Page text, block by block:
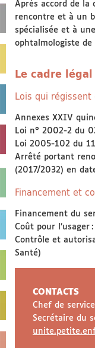
Après accord de la
rencontre et à un
spécialisée et à
ophtalmologiste de
Le cadre légal
Lois qui
Annexes XXIV
Loi n° 2002-2 du
Loi 2005-102 du
Arrêté portant
(2017/2032) en
Financement et
Financement du
Coût pour l’usager
Contrôle et
Santé)
CONTACTS
Chef de
Secrétaire du